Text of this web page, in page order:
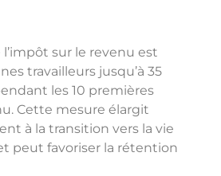
l’impôt sur le revenu est
travailleurs jusqu’à 35
les 10 premières
Cette mesure élargit
à la transition vers la vie
peut favoriser la rétention